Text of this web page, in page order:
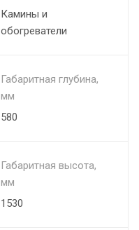
Камины и
обогреватели
Габаритная глубина,
мм
580
Габаритная высота,
мм
1530